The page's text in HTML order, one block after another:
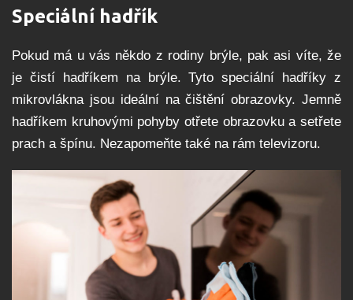
Speciální hadřík
Pokud má u vás někdo z rodiny brýle, pak asi víte, že
je čistí hadříkem na brýle. Tyto speciální hadříky z
mikrovlákna jsou ideální na čištění obrazovky. Jemně
hadříkem kruhovými pohyby otřete obrazovku a setřete
prach a špínu. Nezapomeňte také na rám televizoru.